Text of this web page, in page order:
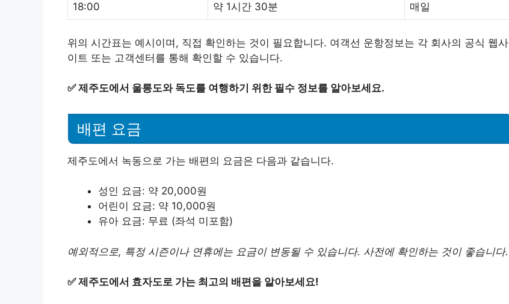
18:00 약 1시간 30분 매일
위의 시간표는 예시이며, 직접 확인하는 것이 필요합니다. 여객선 운항정보는 각 회사의 공식 웹사
이트 또는 고객센터를 통해 확인할 수 있습니다.
✅제주도에서 울릉도와 독도를 여행하기 위한 필수 정보를 알아보세요.
배편 요금
제주도에서 녹동으로 가는 배편의 요금은 다음과 같습니다.
성인 요금: 약 20,000원
어린이 요금: 약 10,000원
유아 요금: 무료 (좌석 미포함)
예외적으로, 특정 시즌이나 연휴에는 요금이 변동될 수 있습니다. 사전에 확인하는 것이 좋습니다.
✅제주도에서 효자도로 가는 최고의 배편을 알아보세요!